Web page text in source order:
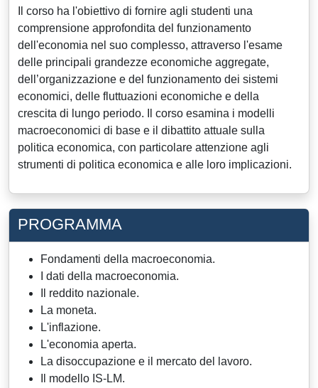
Il corso ha l'obiettivo di fornire agli studenti una
comprensione approfondita del funzionamento
dell'economia nel suo complesso, attraverso l'esame
delle principali grandezze economiche aggregate,
dell’organizzazione e del funzionamento dei sistemi
economici, delle fluttuazioni economiche e della
crescita di lungo periodo. Il corso esamina i modelli
macroeconomici di base e il dibattito attuale sulla
politica economica, con particolare attenzione agli
strumenti di politica economica e alle loro implicazioni.
PROGRAMMA
Fondamenti della macroeconomia.
I dati della macroeconomia.
Il reddito nazionale.
La moneta.
L'inflazione.
L'economia aperta.
La disoccupazione e il mercato del lavoro.
Il modello IS-LM.